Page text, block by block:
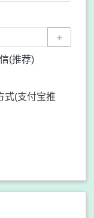
+
(推荐)
式(支付宝推